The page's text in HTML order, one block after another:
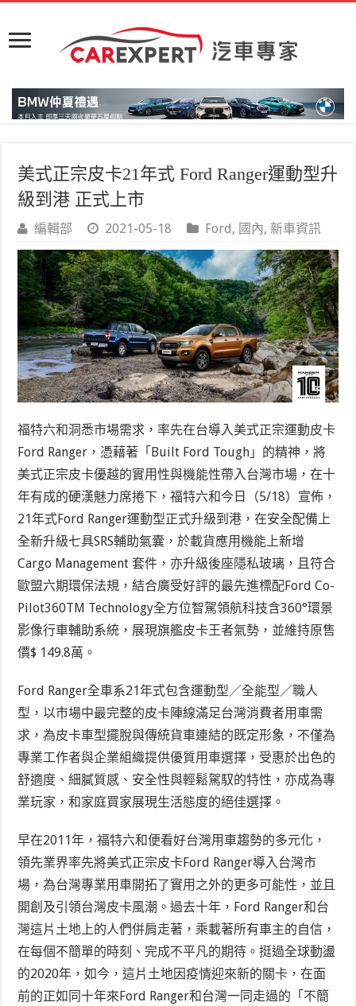
美式正宗皮卡21年式 Ford Ranger運動型升
級到港 正式上市
編輯部 2021-05-18 Ford, 國內,新車資訊
福特六和洞悉市場需求，率先在台導入美式正宗運動皮卡
Ford Ranger，憑藉著「Built Ford Tough」的精神，將
美式正宗皮卡優越的實用性與機能性帶入台灣市場，在十
年有成的硬漢魅力席捲下，福特六和今日（5/18）宣佈，
21年式Ford Ranger運動型正式升級到港，在安全配備上
全新升級七具SRS輔助氣囊，於載貨應用機能上新增
Cargo Management 套件，亦升級後座隱私玻璃，且符合
歐盟六期環保法規，結合廣受好評的最先進標配Ford Co-
Pilot360TM Technology全方位智駕領航科技含360°環景
影像行車輔助系統，展現旗艦皮卡王者氣勢，並維持原售
價$ 149.8萬。
Ford Ranger全車系21年式包含運動型／全能型／職人
型，以市場中最完整的皮卡陣線滿足台灣消費者用車需
求，為皮卡車型擺脫與傳統貨車連結的既定形象，不僅為
專業工作者與企業組織提供優質用車選擇，受惠於出色的
舒適度、細膩質感、安全性與輕鬆駕馭的特性，亦成為專
業玩家，和家庭買家展現生活態度的絕佳選擇 。
早在2011年，福特六和便看好台灣用車趨勢的多元化，
領先業界率先將美式正宗皮卡Ford Ranger導入台灣市
場 ，為台灣專業用車開拓了實用之外的更多可能性，並且
開創及引領台灣皮卡風潮。過去十年，Ford Ranger和台
灣這片土地上的人們併肩走著，乘載著所有車主的自信，
在每個不簡單的時刻、完成不平凡的期待。挺過全球動盪
的2020年，如今，這片土地因疫情迎來新的關卡，在面
前的正如同十年來Ford Ranger和台灣一同走過的 「不簡